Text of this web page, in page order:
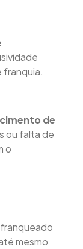
franquia.
de
ou falta de
o
mesmo